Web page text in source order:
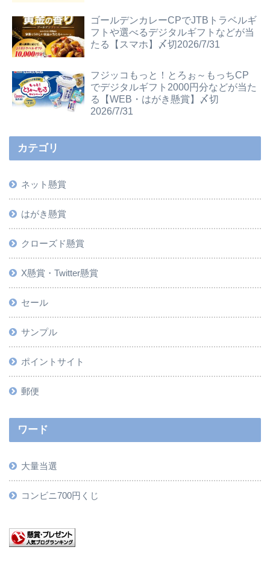
ゴールデンカレーCPでJTBトラベルギ
フトや選べるデジタルギフトなどが当
たる【スマホ】〆切2026/7/31
フジッコもっと！とろぉ～もっちCP
でデジタルギフト2000円分などが当た
る【WEB・はがき懸賞】〆切
2026/7/31
カテゴリ
ネット懸賞
はがき懸賞
クローズド懸賞
X懸賞・Twitter懸賞
セール
サンプル
ポイントサイト
郵便
ワード
大量当選
コンビニ700円くじ